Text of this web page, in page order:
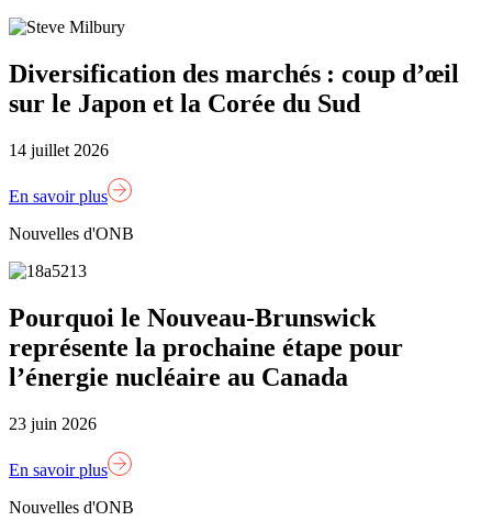
Diversification des marchés : coup d’œil
sur le Japon et la Corée du Sud
14 juillet 2026
En savoir plus
Nouvelles d'ONB
Pourquoi le Nouveau-Brunswick
représente la prochaine étape pour
l’énergie nucléaire au Canada
23 juin 2026
En savoir plus
Nouvelles d'ONB